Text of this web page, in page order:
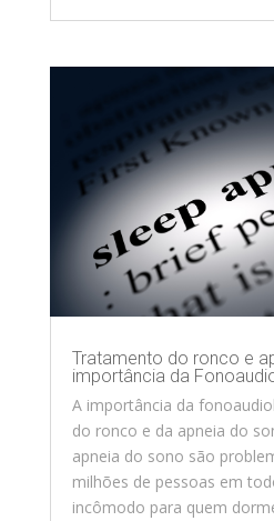
Tratamento do ronco e
importância da
A importância da
do ronco e da apneia do
apneia do sono são
milhões de pessoas em
incômodo para quem